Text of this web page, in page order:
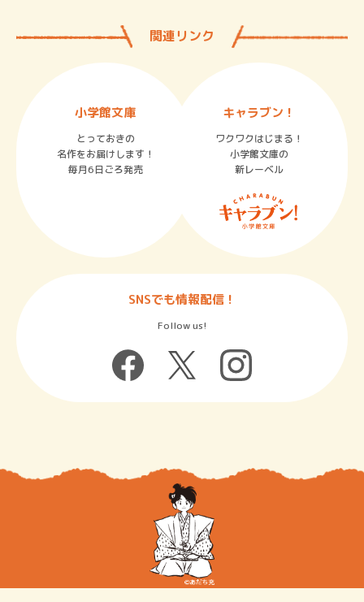
関連リンク
小学館文庫
とっておきの
名作をお届けします！
毎月6日ごろ発売
キャラブン！
ワクワクはじまる！
小学館文庫の
新レーベル
SNSでも情報配信！
Follow us!